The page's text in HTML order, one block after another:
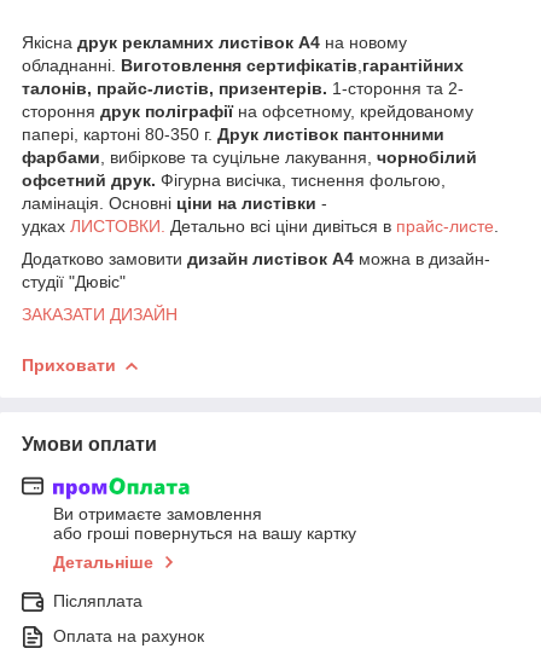
Якісна друк рекламних листівок А4 на новому
обладнанні. Виготовлення сертифікатів гарантійних
талонів, прайс-листів, призентерів. 1-стороння та 2-
стороння друк поліграфіїна офсетному, крейдованому
папері, картоні 80-350 г. Друк листівок пантонними
фарбами , вибіркове та суцільне лакування, чорнобілий
офсетний друк. Фігурна висічка, тиснення фольгою,
ламінація. Основні ціни на листівки -
удках ЛИСТОВКИ. Детально всі ціни дивіться в прайс-листе
Додатково замовити дизайн листівок А4 можна в дизайн-
студії "Дювіс"
ЗАКАЗАТИ ДИЗАЙН
Приховати
Умови оплати
Ви отримаєте замовлення
або гроші повернуться на вашу картку
Детальніше
Післяплата
Оплата на рахунок